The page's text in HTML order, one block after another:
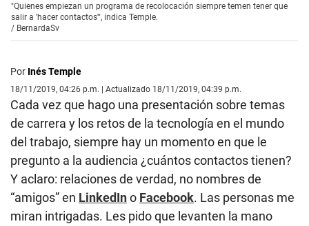
"Quienes empiezan un programa de recolocación siempre temen tener que
salir a 'hacer contactos'", indica Temple.
/ BernardaSv
Por Inés Temple
18/11/2019, 04:26 p.m. | Actualizado 18/11/2019, 04:39 p.m.
Cada vez que hago una presentación sobre temas
de carrera y los retos de la tecnología en el mundo
del trabajo, siempre hay un momento en que le
pregunto a la audiencia ¿cuántos contactos tienen?
Y aclaro: relaciones de verdad, no nombres de
“amigos” en LinkedIno Facebook. Las personas me
miran intrigadas. Les pido que levanten la mano